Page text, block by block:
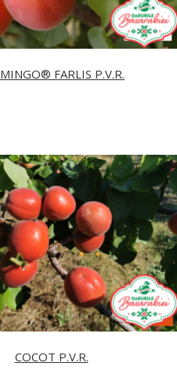
FARLIS P.V.R.
COCOT P.V.R.